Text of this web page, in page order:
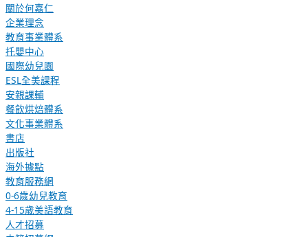
關於何嘉仁
企業理念
教育事業體系
托嬰中心
國際幼兒園
ESL全美課程
安親課輔
餐飲烘焙體系
文化事業體系
書店
出版社
海外據點
教育服務網
0-6歲幼兒教育
4-15歲美語教育
人才招募